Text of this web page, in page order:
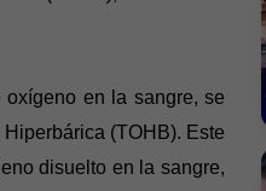
oxígeno en la sangre, se
(TOHB). Este
disuelto en la sangre,